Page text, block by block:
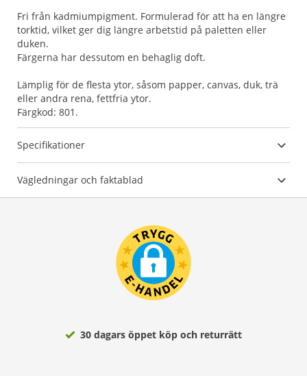
Fri från kadmiumpigment. Formulerad för att ha en längre
torktid, vilket ger dig längre arbetstid på paletten eller
duken.
Färgerna har dessutom en behaglig doft.
Lämplig för de flesta ytor, såsom papper, canvas, duk, trä
eller andra rena, fettfria ytor.
Färgkod: 801.
Specifikationer
Vägledningar och faktablad
30 dagars öppet köp och returrätt